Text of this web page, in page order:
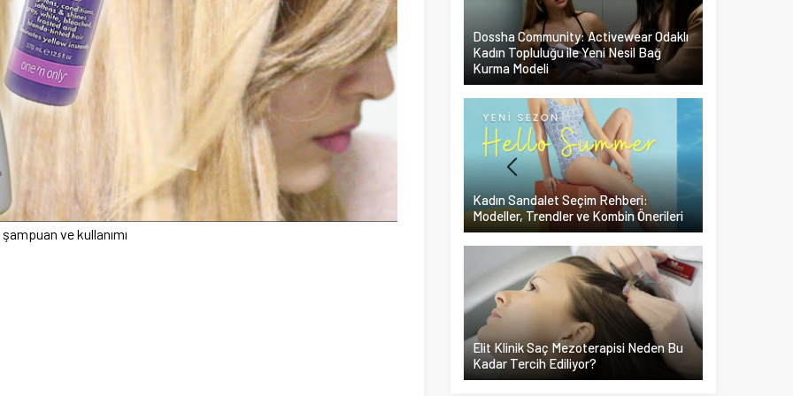
ve kullanımı
Dossha Community: Activewear Odaklı
Kadın Topluluğu ile Yeni Nesil Bağ
Kurma Modeli
Kadın Sandalet Seçim Rehberi:
Modeller, Trendler ve Kombin Önerileri
Elit Klinik Saç Mezoterapisi Neden Bu
Kadar Tercih Ediliyor?